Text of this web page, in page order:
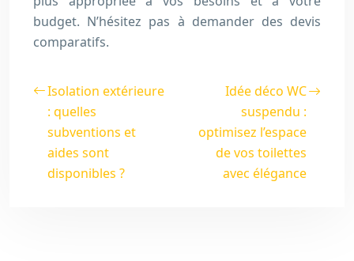
budget. N’hésitez pas à demander des devis
comparatifs.
Isolation extérieure
: quelles
subventions et
aides sont
disponibles ?
Idée déco WC
suspendu :
optimisez l’espace
de vos toilettes
avec élégance